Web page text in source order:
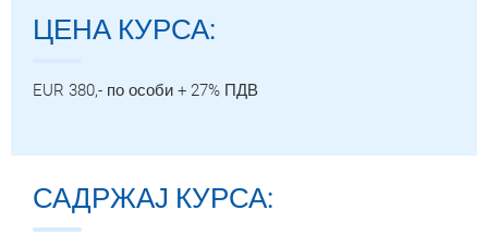
ЦЕНА КУРСА:
EUR 380,- по особи + 27% ПДВ
САДРЖАЈ КУРСА: